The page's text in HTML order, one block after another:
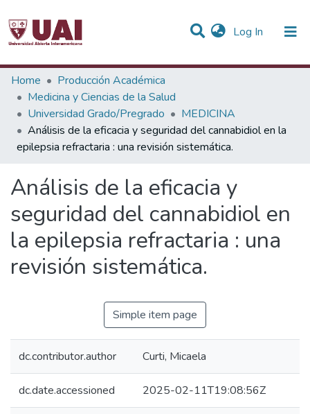
Log In (current)
Statistics
Communities & Collections
All of DSpace
Home
Producción Académica
Medicina y Ciencias de la Salud
Universidad Grado/Pregrado
MEDICINA
Análisis de la eficacia y seguridad del cannabidiol en la
epilepsia refractaria : una revisión sistemática.
Análisis de la eficacia y
seguridad del cannabidiol en
la epilepsia refractaria : una
revisión sistemática.
Simple item page
dc.contributor.author Curti, Micaela
dc.date.accessioned 2025-02-11T19:08:56Z